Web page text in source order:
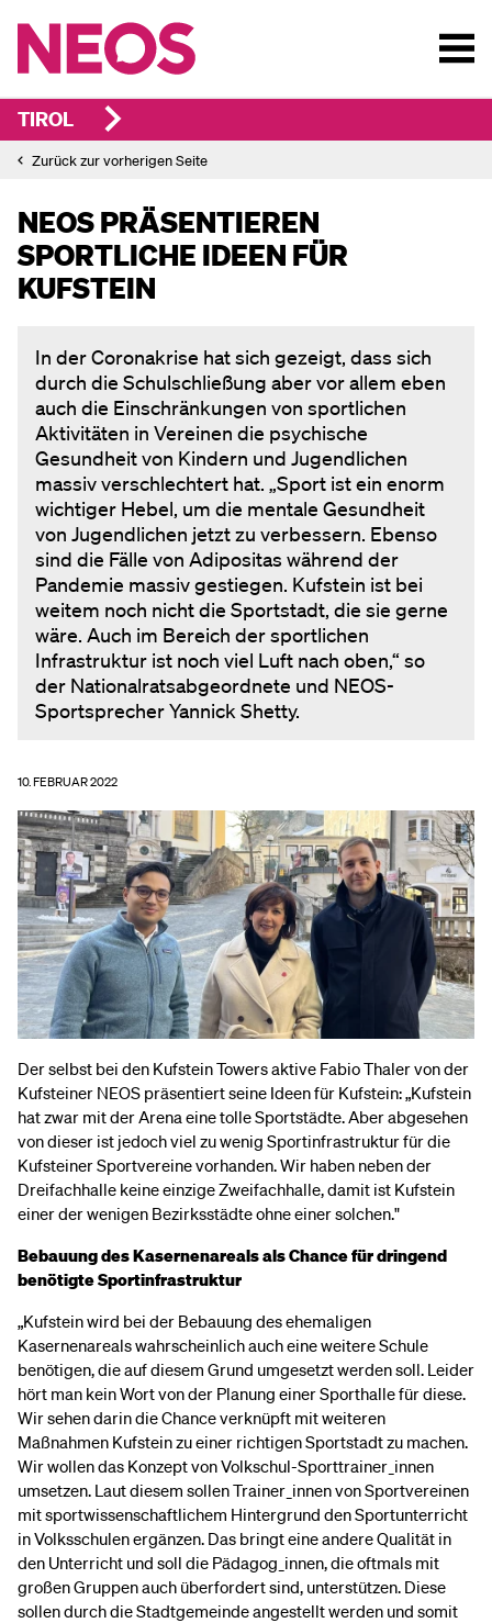
TIROL
Zurück zur vorherigen Seite
NEOS PRÄSENTIEREN
SPORTLICHE IDEEN FÜR
KUFSTEIN
In der Coronakrise hat sich gezeigt, dass sich
durch die Schulschließung aber vor allem eben
auch die Einschränkungen von sportlichen
Aktivitäten in Vereinen die psychische
Gesundheit von Kindern und Jugendlichen
massiv verschlechtert hat. „Sport ist ein enorm
wichtiger Hebel, um die mentale Gesundheit
von Jugendlichen jetzt zu verbessern. Ebenso
sind die Fälle von Adipositas während der
Pandemie massiv gestiegen. Kufstein ist bei
weitem noch nicht die Sportstadt, die sie gerne
wäre. Auch im Bereich der sportlichen
Infrastruktur ist noch viel Luft nach oben,“ so
der Nationalratsabgeordnete und NEOS-
Sportsprecher Yannick Shetty.
10. FEBRUAR 2022
Der selbst bei den Kufstein Towers aktive Fabio Thaler von der
Kufsteiner NEOS präsentiert seine Ideen für Kufstein: „Kufstein
hat zwar mit der Arena eine tolle Sportstädte. Aber abgesehen
von dieser ist jedoch viel zu wenig Sportinfrastruktur für die
Kufsteiner Sportvereine vorhanden. Wir haben neben der
Dreifachhalle keine einzige Zweifachhalle, damit ist Kufstein
einer der wenigen Bezirksstädte ohne einer solchen."
Bebauung des Kasernenareals als Chance für dringend
benötigte Sportinfrastruktur
„Kufstein wird bei der Bebauung des ehemaligen
Kasernenareals wahrscheinlich auch eine weitere Schule
benötigen, die auf diesem Grund umgesetzt werden soll. Leider
hört man kein Wort von der Planung einer Sporthalle für diese.
Wir sehen darin die Chance verknüpft mit weiteren
Maßnahmen Kufstein zu einer richtigen Sportstadt zu machen.
Wir wollen das Konzept von Volkschul-Sporttrainer_innen
umsetzen. Laut diesem sollen Trainer_innen von Sportvereinen
mit sportwissenschaftlichem Hintergrund den Sportunterricht
in Volksschulen ergänzen. Das bringt eine andere Qualität in
den Unterricht und soll die Pädagog_innen, die oftmals mit
großen Gruppen auch überfordert sind, unterstützen. Diese
sollen durch die Stadtgemeinde angestellt werden und somit